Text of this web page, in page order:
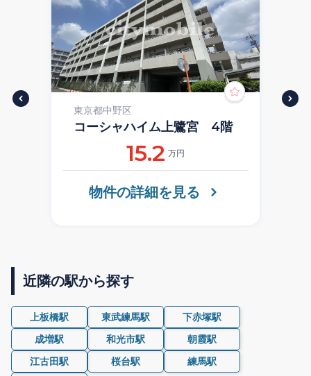
東京都中野区
コーシャハイム上鷺宮 4階
15.2 万円
物件の詳細を見る
近隣の駅から探す
上板橋駅 東武練馬駅
下赤塚駅
成増駅
和光市駅
朝霞駅
江古田駅
桜台駅
練馬駅